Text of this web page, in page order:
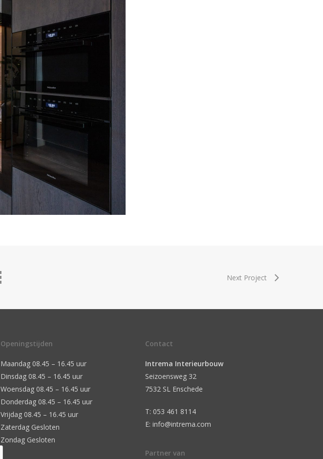
Next Project
Openingstijden
Maandag 08.45 – 16.45 uur
Dinsdag 08.45 – 16.45 uur
Woensdag 08.45 – 16.45 uur
Donderdag 08.45 – 16.45 uur
Vrijdag 08.45 – 16.45 uur
Zaterdag Gesloten
Zondag Gesloten
Contact
Intrema Interieurbouw
Seizoensweg 32
7532 SL Enschede
T: 053 461 8114
E: info@intrema.com
Partner van